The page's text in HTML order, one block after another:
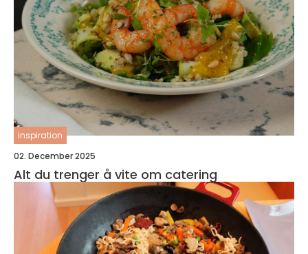
inspiration
02. December 2025
Alt du trenger å vite om catering